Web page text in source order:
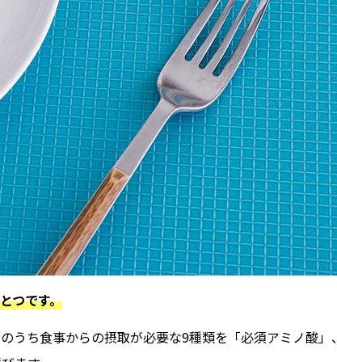
つです。
ち食事からの摂取が必要な9種類を「必須アミノ酸」、